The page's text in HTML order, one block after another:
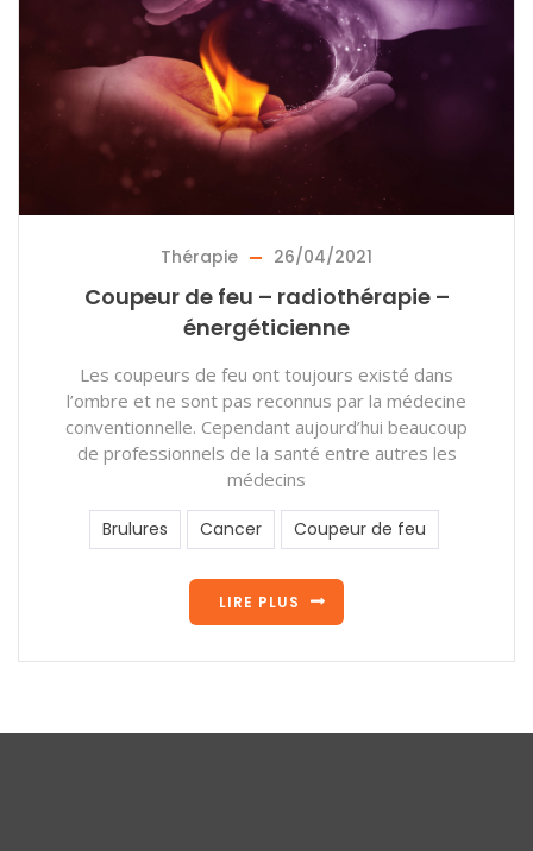
Thérapie 26/04/2021
Coupeur de feu – radiothérapie –
énergéticienne
Les coupeurs de feu ont toujours existé dans
l’ombre et ne sont pas reconnus par la médecine
conventionnelle. Cependant aujourd’hui beaucoup
de professionnels de la santé entre autres les
médecins
Brulures Cancer Coupeur de feu
LIRE PLUS